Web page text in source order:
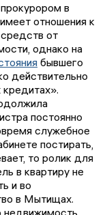
в
отношения к
от
однако на
бывшего
действительно
постоянно
служебное
постирать,
то ролик для
в квартиру не
и во
в Мытищах.